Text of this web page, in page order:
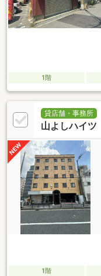
1階
貸店舗・事務所
山よしハイツ
1階